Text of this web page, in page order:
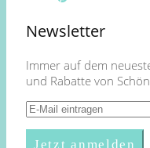
Newsletter
Immer auf dem
und Rabatte von